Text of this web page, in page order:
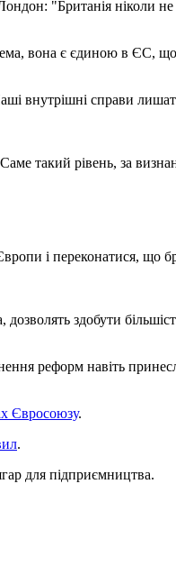
"Британія ніколи
вона є єдиною в ЄС, що
внутрішні справи
такий рівень, за
і переконатися, що
здобути
реформ навіть
Євросоюзу.
.
для підприємництва.